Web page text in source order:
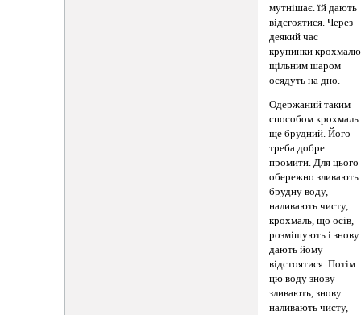
мутнішає. їй дають
відсгоятися. Через
деякий час
крупинки крохмалю
щільним шаром
осядуть на дно.
Одержаний таким
способом крохмаль
ще брудний. Його
треба добре
промити. Для цього
обережно зливають
брудну воду,
наливають чисту,
крохмаль, що осів,
розмішують і знову
дають йому
відстоятися. Потім
цю воду знову
зливають, знову
наливають чисту,